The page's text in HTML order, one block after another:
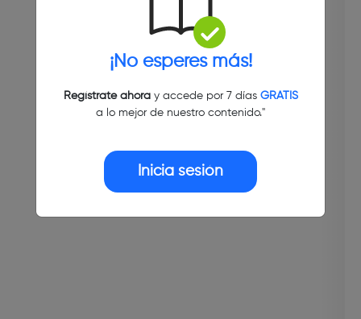
¡No esperes más!
Regístrate ahoray accede por 7 días GRATIS
a lo mejor de nuestro contenido."
Inicia sesión